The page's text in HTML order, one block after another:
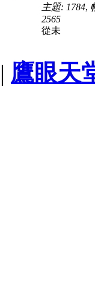
主題: 1784,
2565
從未
| 鷹眼天